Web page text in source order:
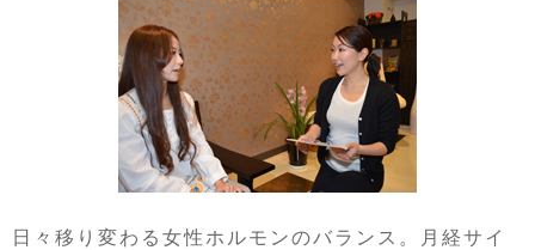
日々移り変わる女性ホルモンのバランス。月経サイ